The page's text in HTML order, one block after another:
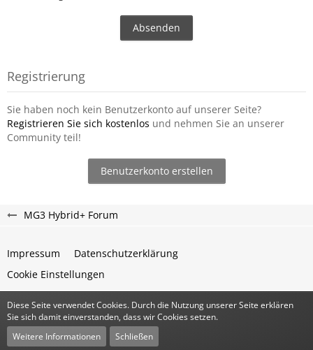
Registrierung
Sie haben noch kein Benutzerkonto auf unserer Seite?
Registrieren Sie sich kostenlos und nehmen Sie an unserer
Community teil!
Benutzerkonto erstellen
MG3 Hybrid+ Forum
Impressum
Datenschutzerklärung
Cookie Einstellungen
Community-Software:WoltLab Suite™
Stil:Classicvon
Diese Seite verwendet Cookies. Durch die Nutzung unserer Seite erklären
Sie sich damit einverstanden, dass wir Cookies setzen.
Weitere Informationen
Schließen